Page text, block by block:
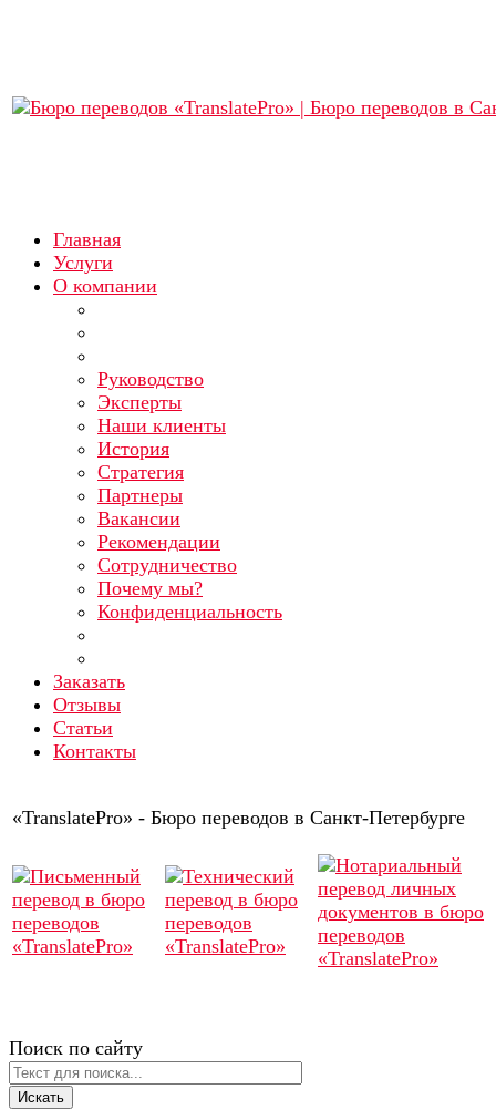
Главная
Услуги
О компании
Руководство
Эксперты
Наши клиенты
История
Стратегия
Партнеры
Вакансии
Рекомендации
Сотрудничество
Почему мы?
Конфиденциальность
Заказать
Отзывы
Статьи
Контакты
«TranslatePro» - Бюро переводов в Санкт-Петербурге
Поиск по сайту
Искать